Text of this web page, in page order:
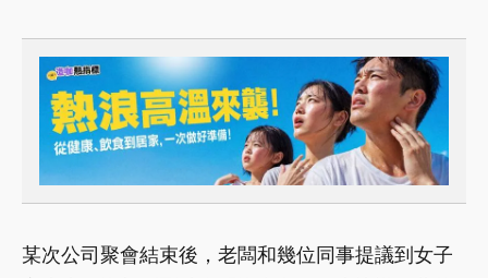
某次公司聚會結束後，老闆和幾位同事提議到女子